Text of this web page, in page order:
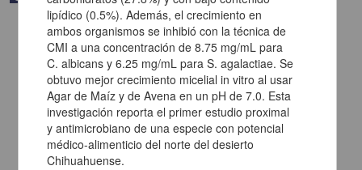
lipídico (0.5%). Además, el crecimiento en
ambos organismos se inhibió con la técnica de
CMI a una concentración de 8.75 mg/mL para
C. albicans y 6.25 mg/mL para S. agalactiae. Se
obtuvo mejor crecimiento micelial in vitro al usar
Agar de Maíz y de Avena en un pH de 7.0. Esta
investigación reporta el primer estudio proximal
y antimicrobiano de una especie con potencial
médico-alimenticio del norte del desierto
Chihuahuense.